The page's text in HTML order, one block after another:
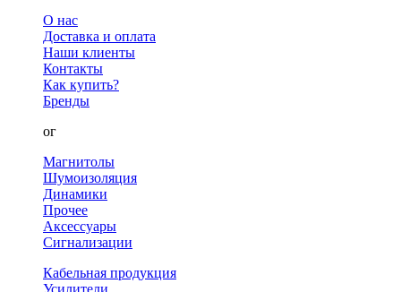
О нас
Доставка и оплата
Наши клиенты
Контакты
Как купить?
Бренды
Каталог
Магнитолы
Шумоизоляция
Динамики
Прочее
Аксессуары
Сигнализации
Кабельная продукция
Усилители